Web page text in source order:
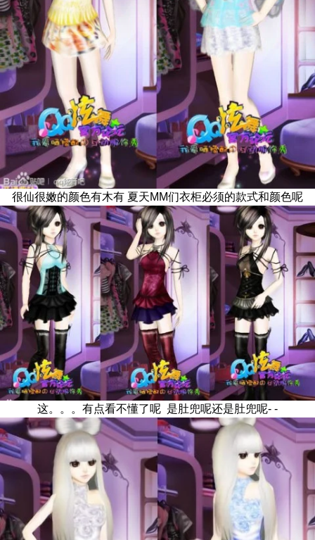
很仙很嫩的颜色有木有 夏天MM们衣柜必须的款式和颜色呢
这。。。有点看不懂了呢 是肚兜呢还是肚兜呢- -